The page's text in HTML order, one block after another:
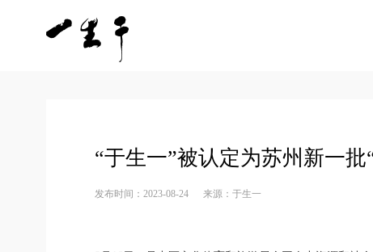
“于生一”被认定为苏州新一批
发布时间：2023-08-24 来源：于生一